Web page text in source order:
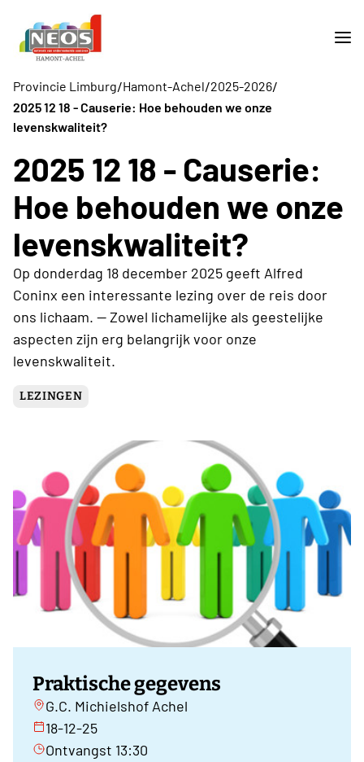
Provincie Limburg/Hamont-Achel/2025-2026/
2025 12 18 - Causerie: Hoe behouden we onze
levenskwaliteit?
2025 12 18 - Causerie:
Hoe behouden we onze
levenskwaliteit?
Op donderdag 18 december 2025 geeft Alfred
Coninx een interessante lezing over de reis door
ons lichaam. -- Zowel lichamelijke als geestelijke
aspecten zijn erg belangrijk voor onze
levenskwaliteit.
LEZINGEN
Praktische gegevens
G.C. Michielshof Achel
18-12-25
Ontvangst 13:30